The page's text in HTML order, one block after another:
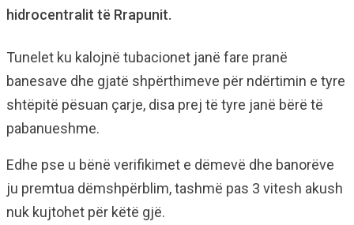
hidrocentralit të Rrapunit.
Tunelet ku kalojnë tubacionet janë fare pranë
banesave dhe gjatë shpërthimeve për ndërtimin e tyre
shtëpitë pësuan çarje, disa prej të tyre janë bërë të
pabanueshme.
Edhe pse u bënë verifikimet e dëmevë dhe banorëve
ju premtua dëmshpërblim, tashmë pas 3 vitesh akush
nuk kujtohet për këtë gjë.